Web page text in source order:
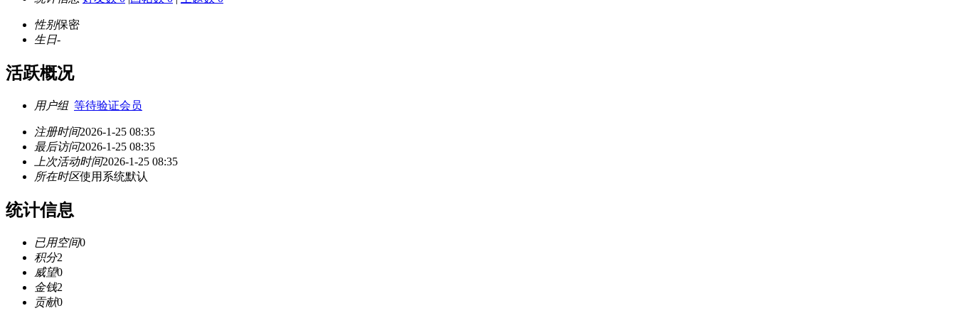
性别保密
生日-
活跃概况
用户组 等待验证会员
注册时间2026-1-25 08:35
最后访问2026-1-25 08:35
上次活动时间2026-1-25 08:35
所在时区使用系统默认
统计信息
已用空间0
积分2
威望0
金钱2
贡献0